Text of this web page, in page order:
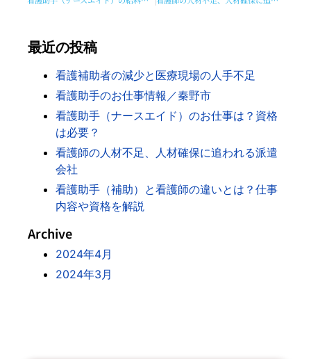
最近の投稿
看護補助者の減少と医療現場の人手不足
看護助手のお仕事情報／秦野市
看護助手（ナースエイド）のお仕事は？資格
は必要？
看護師の人材不足、人材確保に追われる派遣
会社
看護助手（補助）と看護師の違いとは？仕事
内容や資格を解説
Archive
2024年4月
2024年3月